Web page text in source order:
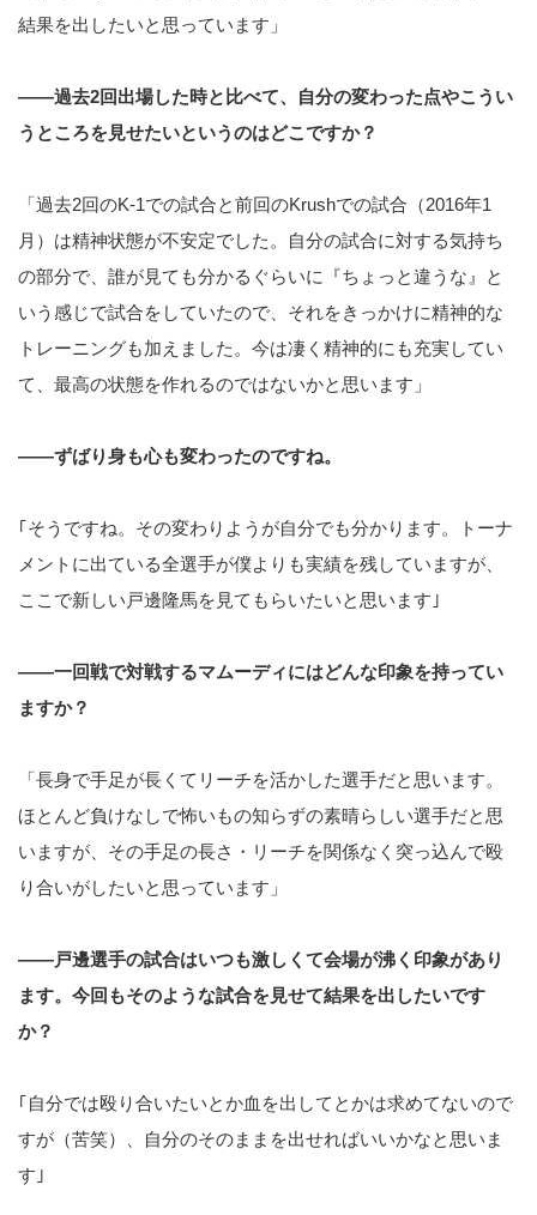
結果を出したいと思っています」
――過去2回出場した時と比べて、自分の変わった点やこうい
うところを見せたいというのはどこですか？
「過去2回のK-1での試合と前回のKrushでの試合（2016年1
月）は精神状態が不安定でした。自分の試合に対する気持ち
の部分で、誰が見ても分かるぐらいに『ちょっと違うな』と
いう感じで試合をしていたので、それをきっかけに精神的な
トレーニングも加えました。今は凄く精神的にも充実してい
て、最高の状態を作れるのではないかと思います」
――ずばり身も心も変わったのですね。
｢そうですね。その変わりようが自分でも分かります。トーナ
メントに出ている全選手が僕よりも実績を残していますが、
ここで新しい戸邊隆馬を見てもらいたいと思います｣
――一回戦で対戦するマムーディにはどんな印象を持ってい
ますか？
「長身で手足が長くてリーチを活かした選手だと思います。
ほとんど負けなしで怖いもの知らずの素晴らしい選手だと思
いますが、その手足の長さ・リーチを関係なく突っ込んで殴
り合いがしたいと思っています」
――戸邊選手の試合はいつも激しくて会場が沸く印象があり
ます。今回もそのような試合を見せて結果を出したいです
か？
｢自分では殴り合いたいとか血を出してとかは求めてないので
すが（苦笑）、自分のそのままを出せればいいかなと思いま
す｣